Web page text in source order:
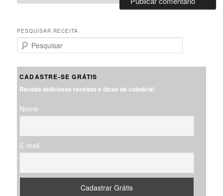
PESQUISAR RECEITA
e
u
a
CADASTRE-SE GRÁTIS
Receba deliciosas receitas e dicas de culinária!
Nome
E-mail